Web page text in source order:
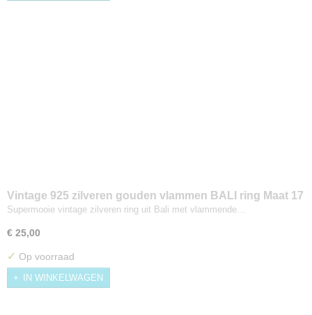
Vintage 925 zilveren gouden vlammen BALI ring Maat 17
Supermooie vintage zilveren ring uit Bali met vlammende…
€ 25,00
✓ Op voorraad
IN WINKELWAGEN